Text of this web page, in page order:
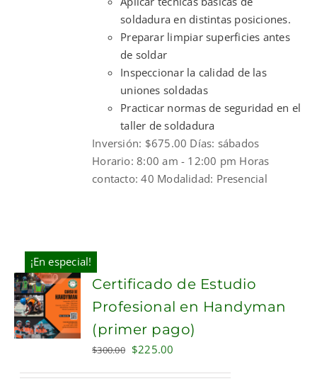
soldadura en distintas posiciones.
Preparar limpiar superficies antes
de soldar
Inspeccionar la calidad de las
uniones soldadas
Practicar normas de seguridad en el
taller de soldadura
Inversión: $675.00 Días: sábados
Horario: 8:00 am - 12:00 pm Horas
contacto: 40 Modalidad: Presencial
¡En especial!
ADD TO
Certificado de Estudio
Profesional en Handyman
(primer pago)
$300.00 Original
$225.00